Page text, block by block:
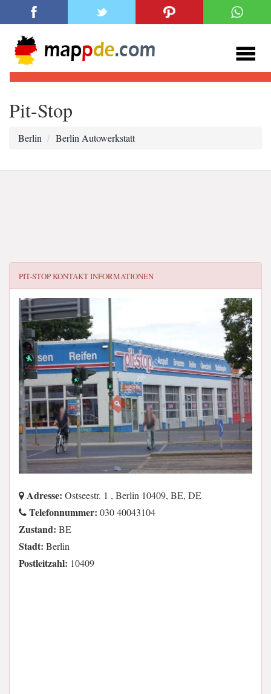
Pit-Stop
Berlin Berlin Autowerkstatt
PIT-STOPKONTAKT INFORMATIONEN
Adresse: Ostseestr. 1 , Berlin 10409, BE, DE
Telefonnummer: 030 40043104
Zustand: BE
Stadt: Berlin
Postleitzahl: 10409